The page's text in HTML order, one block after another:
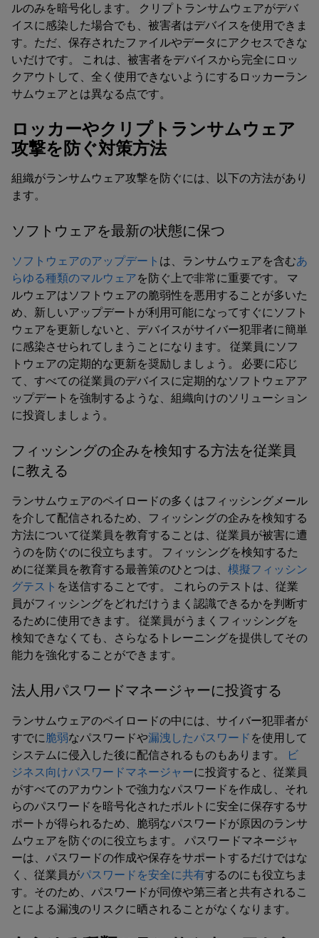
ルのみを暗号化します。 クリプトランサムウェアがデバ
イスに感染した場合でも、被害者はデバイスを使用できま
す。ただ、保存されたファイルやデータにアクセスできな
いだけです。 これは、被害者をデバイスから完全にロッ
クアウトして、全く使用できないようにするロッカーラン
サムウェアとは異なる点です。
ロッカーやクリプトランサムウェア
攻撃を防ぐ対策方法
組織がランサムウェア攻撃を防ぐには、以下の方法があり
ます。
ソフトウェアを最新の状態に保つ
ソフトウェアのアップデート は、ランサムウェアを含むあ
らゆる種類のマルウェアを防ぐ上で非常に重要です。 マ
ルウェアはソフトウェアの脆弱性を悪用することが多いた
め、新しいアップデートが利用可能になってすぐにソフト
ウェアを更新しないと、デバイスがサイバー犯罪者に簡単
に感染させられてしまうことになります。 従業員にソフ
トウェアの定期的な更新を奨励しましょう。 必要に応じ
て、すべての従業員のデバイスに定期的なソフトウェアア
ップデートを強制するような、組織向けのソリューション
に投資しましょう。
フィッシングの企みを検知する方法を従業員
に教える
ランサムウェアのペイロードの多くはフィッシングメール
を介して配信されるため、フィッシングの企みを検知する
方法について従業員を教育することは、従業員が被害に遭
うのを防ぐのに役立ちます。 フィッシングを検知するた
めに従業員を教育する最善策のひとつは、 模擬フィッシン
グテスト を送信することです。 これらのテストは、従業
員がフィッシングをどれだけうまく認識できるかを判断す
るために使用できます。 従業員がうまくフィッシングを
検知できなくても、さらなるトレーニングを提供してその
能力を強化することができます。
法人用パスワードマネージャーに投資する
ランサムウェアのペイロードの中には、サイバー犯罪者が
すでに脆弱なパスワードや漏洩したパスワード を使用して
システムに侵入した後に配信されるものもあります。
ビ
ジネス向けパスワードマネージャーに投資すると、従業員
がすべてのアカウントで強力なパスワードを作成し、それ
らのパスワードを暗号化されたボルトに安全に保存するサ
ポートが得られるため、脆弱なパスワードが原因のランサ
ムウェアを防ぐのに役立ちます。 パスワードマネージャ
ーは、パスワードの作成や保存をサポートするだけではな
く、従業員がパスワードを安全に共有するのにも役立ちま
す。そのため、パスワードが同僚や第三者と共有されるこ
とによる漏洩のリスクに晒されることがなくなります。